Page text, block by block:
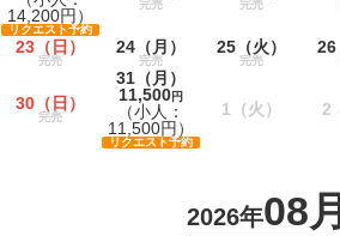
14,200円）
リクエスト予約
完売 完売
23 （日）
完売
24 （月）
完売
25 （火）
完売
26
30 （日）
完売
31 （月）
11,500円
（小人：
11,500円）
リクエスト予約
1 （火） 2
2026年08月